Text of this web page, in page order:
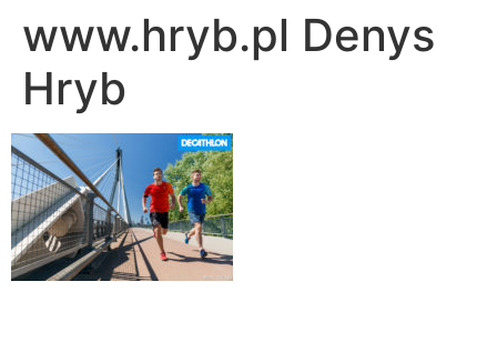
www.hryb.pl Denys
Hryb